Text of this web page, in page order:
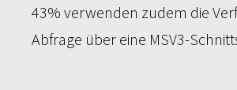
43% verwenden zudem die
Abfrage über eine MSV3-